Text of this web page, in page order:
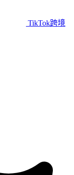
TikTok跨境